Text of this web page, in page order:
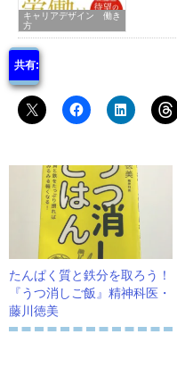
キャリアデザイン 働き
方
共有:
たんぱく質と鉄分を取ろう！
『うつ消しご飯』精神科医・
藤川徳美